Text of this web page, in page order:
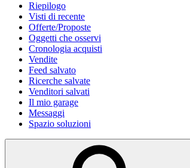
Riepilogo
Visti di recente
Offerte/Proposte
Oggetti che osservi
Cronologia acquisti
Vendite
Feed salvato
Ricerche salvate
Venditori salvati
Il mio garage
Messaggi
Spazio soluzioni